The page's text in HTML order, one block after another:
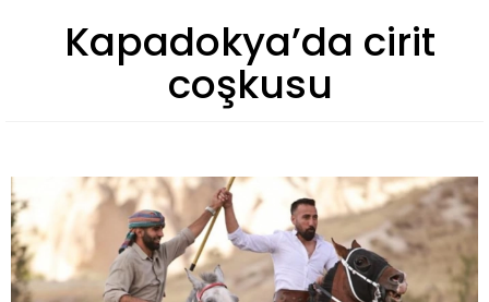
Kapadokya’da cirit
coşkusu